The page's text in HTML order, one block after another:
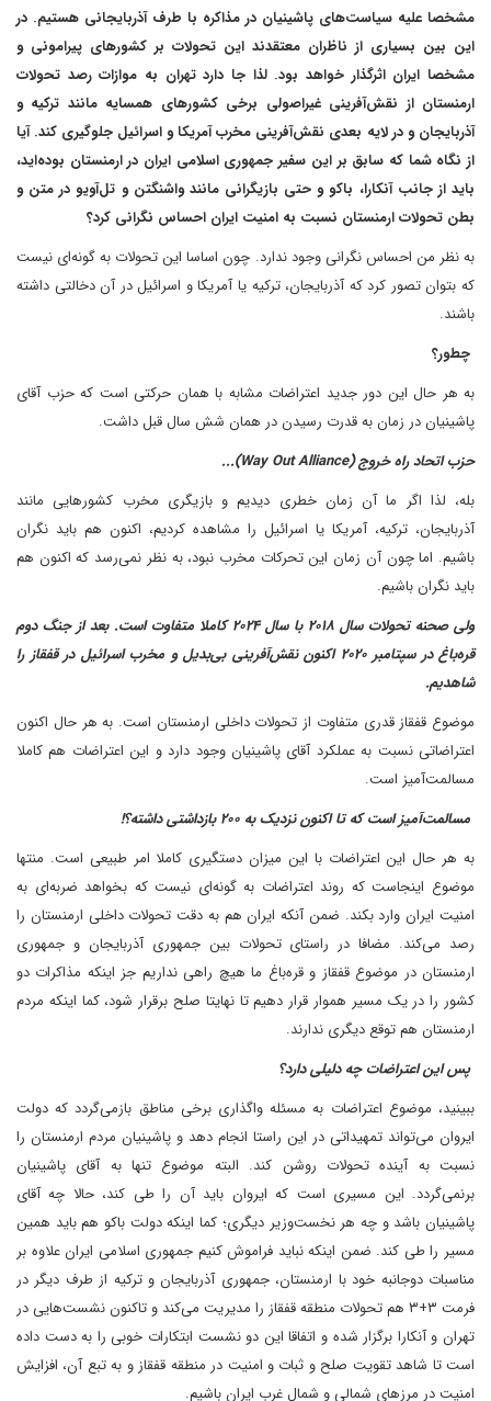
مشخصا علیه سیاست‌های پاشینیان در مذاکره با طرف آذربایجانی هستیم. در
این بین بسیاری از ناظران معتقدند این تحولات بر کشورهای پیرامونی و
مشخصا ایران اثرگذار خواهد بود. لذا جا دارد تهران به موازات رصد تحولات
ارمنستان از نقش‌آفرینی غیراصولی برخی کشورهای همسایه مانند ترکیه و
آذربایجان و در لایه بعدی نقش‌آفرینی مخرب آمریکا و اسرائیل جلوگیری کند. آیا
از نگاه شما که سابق بر این سفیر جمهوری اسلامی ایران در ارمنستان بوده‌اید،
باید از جانب آنکارا، باکو و حتی بازیگرانی مانند واشنگتن و تل‌آویو در متن و
بطن تحولات ارمنستان نسبت به امنیت ایران احساس نگرانی کرد؟
به نظر من احساس نگرانی وجود ندارد. چون اساسا این تحولات به گونه‌ای نیست
که بتوان تصور کرد که آذربایجان، ترکیه یا آمریکا و اسرائیل در آن دخالتی داشته
باشند.
چطور؟
به هر حال این دور جدید اعتراضات مشابه با همان حرکتی است که حزب آقای
پاشینیان در زمان به قدرت رسیدن در همان شش سال قبل داشت.
حزب اتحاد راه خروج (Way Out Alliance)...
بله، لذا اگر ما آن زمان خطری دیدیم و بازیگری مخرب کشورهایی مانند
آذربایجان، ترکیه، آمریکا یا اسرائیل را مشاهده کردیم، اکنون هم باید نگران
باشیم. اما چون آن زمان این تحرکات مخرب نبود، به نظر نمی‌رسد که اکنون هم
باید نگران باشیم.
ولی صحنه تحولات سال ۲۰۱۸ با سال ۲۰۲۴ کاملا متفاوت است. بعد از جنگ دوم
قره‌باغ در سپتامبر ۲۰۲۰ اکنون نقش‌آفرینی بی‌بدیل و مخرب اسرائیل در قفقاز را
شاهدیم.
موضوع قفقاز قدری متفاوت از تحولات داخلی ارمنستان است. به هر حال اکنون
اعتراضاتی نسبت به عملکرد آقای پاشینیان وجود دارد و این اعتراضات هم کاملا
مسالمت‌آمیز است.
مسالمت‌آمیز است که تا اکنون نزدیک به ۲۰۰ بازداشتی داشته؟!
به هر حال این اعتراضات با این میزان دستگیری کاملا امر طبیعی است. منتها
موضوع اینجاست که روند اعتراضات به گونه‌ای نیست که بخواهد ضربه‌ای به
امنیت ایران وارد بکند. ضمن آنکه ایران هم به دقت تحولات داخلی ارمنستان را
رصد می‌کند. مضافا در راستای تحولات بین جمهوری آذربایجان و جمهوری
ارمنستان در موضوع قفقاز و قره‌‌باغ ما هیچ راهی نداریم جز اینکه مذاکرات دو
کشور را در یک مسیر هموار قرار دهیم تا نهایتا صلح برقرار شود، کما اینکه مردم
ارمنستان هم توقع دیگری ندارند.
پس این اعتراضات چه دلیلی دارد؟
ببینید، موضوع اعتراضات به مسئله واگذاری برخی مناطق بازمی‌گردد که دولت
ایروان می‌تواند تمهیداتی در این راستا انجام دهد و پاشینیان مردم ارمنستان را
نسبت به آینده تحولات روشن کند. البته موضوع تنها به آقای پاشینیان
برنمی‌گردد. این مسیری است که ایروان باید آن را طی کند، حالا چه آقای
پاشینیان باشد و چه هر نخست‌وزیر دیگری؛ کما اینکه دولت باکو هم باید همین
مسیر را طی کند. ضمن اینکه نباید فراموش کنیم جمهوری اسلامی ایران علاوه بر
مناسبات دوجانبه خود با ارمنستان، جمهوری آذربایجان و ترکیه از طرف دیگر در
فرمت ۳+۳ هم تحولات منطقه قفقاز را مدیریت می‌کند و تاکنون نشست‌هایی در
تهران و آنکارا برگزار شده و اتفاقا این دو نشست ابتکارات خوبی را به دست داده
است تا شاهد تقویت صلح و ثبات و امنیت در منطقه قفقاز و به تبع آن، افزایش
امنیت در مرزهای شمالی و شمال غرب ایران باشیم.